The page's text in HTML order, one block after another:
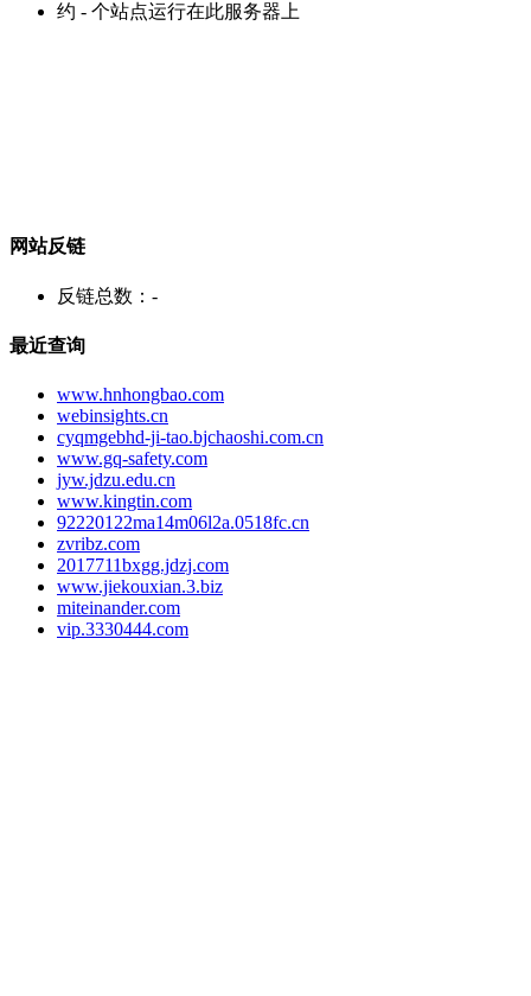
约 - 个站点运行在此服务器上
网站反链
反链总数： -
最近查询
www.hnhongbao.com
webinsights.cn
cyqmgebhd-ji-tao.bjchaoshi.com.cn
www.gq-safety.com
jyw.jdzu.edu.cn
www.kingtin.com
92220122ma14m06l2a.0518fc.cn
zvribz.com
2017711bxgg.jdzj.com
www.jiekouxian.3.biz
miteinander.com
vip.3330444.com